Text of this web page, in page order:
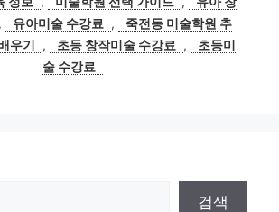
리
, 유아미술 수강료 ,
죽전동 미술학원 추
우기 , 초등 창작미술 수강료 ,
초등미
술 수강료
검색